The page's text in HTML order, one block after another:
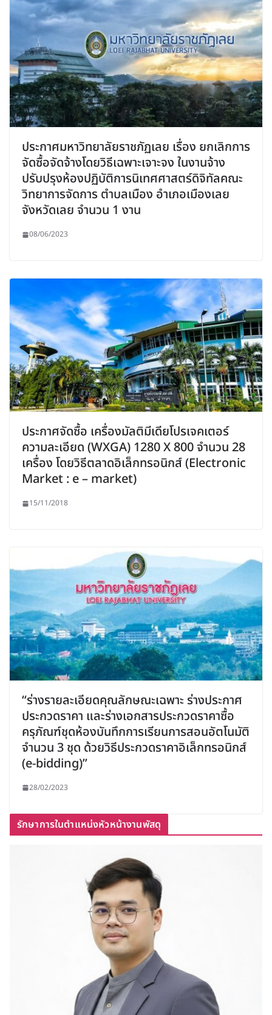
ประกาศมหาวิทยาลัยราชภัฏเลย เรื่อง ยกเลิกการ
จัดซื้อจัดจ้างโดยวิธีเฉพาะเจาะจง ในงานจ้าง
ปรับปรุงห้องปฏิบัติการนิเทศศาสตร์ดิจิทัลคณะ
วิทยาการจัดการ ตำบลเมือง อำเภอเมืองเลย
จังหวัดเลย จำนวน 1 งาน
08/06/2023
ประกาศจัดซื้อ เครื่องมัลติมีเดียโปรเจคเตอร์
ความละเอียด (WXGA) 1280 X 800 จำนวน 28
เครื่อง โดยวิธีตลาดอิเล็กทรอนิกส์ (Electronic
Market : e – market)
15/11/2018
“ร่างรายละเอียดคุณลักษณะเฉพาะ ร่างประกาศ
ประกวดราคา และร่างเอกสารประกวดราคาซื้อ
ครุภัณฑ์ชุดห้องบันทึกการเรียนการสอนอัตโนมัติ
จำนวน 3 ชุด ด้วยวิธีประกวดราคาอิเล็กทรอนิกส์
(e-bidding)”
28/02/2023
รักษาการในตำแหน่งหัวหน้างานพัสดุ